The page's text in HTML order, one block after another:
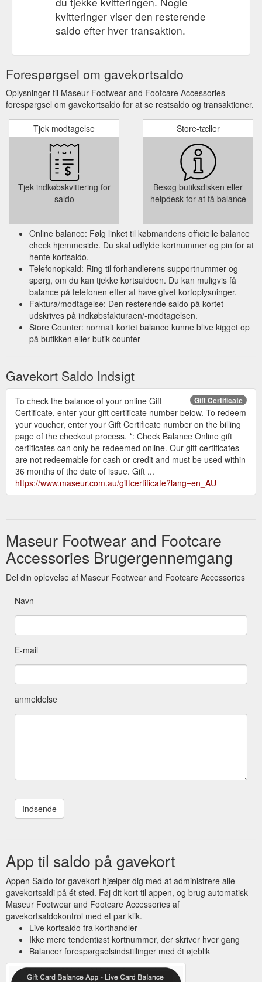
kvitteringer viser den resterende
saldo efter hver transaktion.
Forespørgsel om gavekortsaldo
Oplysninger til Maseur Footwear and Footcare Accessories
forespørgsel om gavekortsaldo for at se restsaldo og transaktioner.
Tjek modtagelse
Tjek indkøbskvittering for
saldo
Store-tæller
Besøg butiksdisken eller
helpdesk for at få balance
Online balance: Følg linket til købmandens officielle balance
check hjemmeside. Du skal udfylde kortnummer og pin for at
hente kortsaldo.
Telefonopkald: Ring til forhandlerens supportnummer og
spørg, om du kan tjekke kortsaldoen. Du kan muligvis få
balance på telefonen efter at have givet kortoplysninger.
Faktura/modtagelse: Den resterende saldo på kortet
udskrives på indkøbsfakturaen/-modtagelsen.
Store Counter: normalt kortet balance kunne blive kigget op
på butikken eller butik counter
Gavekort Saldo Indsigt
Gift Certificate
To check the balance of your online Gift
Certificate, enter your gift certificate number below. To redeem
your voucher, enter your Gift Certificate number on the billing
page of the checkout process. *: Check Balance Online gift
certificates can only be redeemed online. Our gift certificates
are not redeemable for cash or credit and must be used within
36 months of the date of issue. Gift ...
https://www.maseur.com.au/giftcertificate?lang=en_AU
Maseur Footwear and Footcare
Accessories Brugergennemgang
Del din oplevelse af Maseur Footwear and Footcare Accessories
Navn
E-mail
anmeldelse
App til saldo på gavekort
Appen Saldo for gavekort hjælper dig med at administrere alle
gavekortsaldi på ét sted. Føj dit kort til appen, og brug automatisk
Maseur Footwear and Footcare Accessories af
gavekortsaldokontrol med et par klik.
Live kortsaldo fra korthandler
Ikke mere tendentiøst kortnummer, der skriver hver gang
Balancer forespørgselsindstillinger med ét øjeblik